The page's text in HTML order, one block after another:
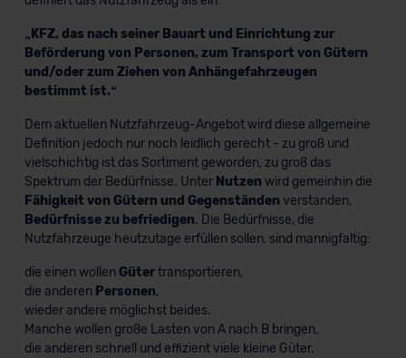
„KFZ, das nach seiner Bauart und Einrichtung zur
Beförderung von Personen, zum Transport von Gütern
und/oder zum Ziehen von Anhängefahrzeugen
bestimmt ist.“
Dem aktuellen Nutzfahrzeug-Angebot wird diese allgemeine
Definition jedoch nur noch leidlich gerecht - zu groß und
vielschichtig ist das Sortiment geworden, zu groß das
Spektrum der Bedürfnisse. Unter Nutzen wird gemeinhin die
Fähigkeit von Gütern und Gegenständen verstanden,
Bedürfnisse zu befriedigen. Die Bedürfnisse, die
Nutzfahrzeuge heutzutage erfüllen sollen, sind mannigfaltig:
die einen wollen Gütertransportieren,
die anderen Personen,
wieder andere möglichst beides.
Manche wollen große Lasten von A nach B bringen,
die anderen schnell und effizient viele kleine Güter.